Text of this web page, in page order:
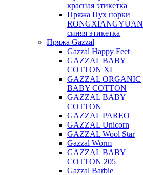
красная этикетка
Пряжа Пух норки
RONGXIANGYUAN
синяя этикетка
Пряжа Gazzal
Gazzal Happy Feet
GAZZAL BABY
COTTON XL
GAZZAL ORGANIC
BABY COTTON
GAZZAL BABY
COTTON
GAZZAL PAREO
GAZZAL Unicorn
GAZZAL Wool Star
Gazzal Worm
GAZZAL BABY
COTTON 205
Gazzal Barbie